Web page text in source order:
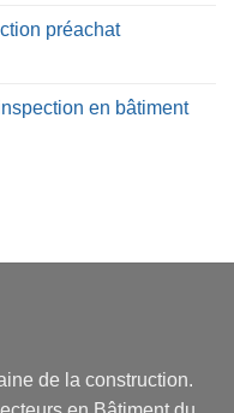
préachat
en bâtiment
de la construction.